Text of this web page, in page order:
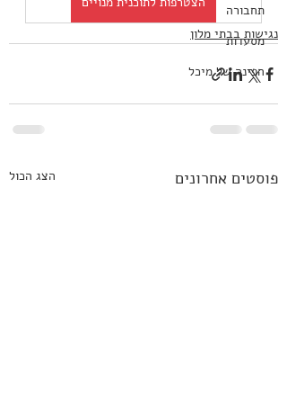
תחבורה
מסעדות
הפינה של מיכל
נגישות בבתי מלון
פוסטים אחרונים הצג הכול